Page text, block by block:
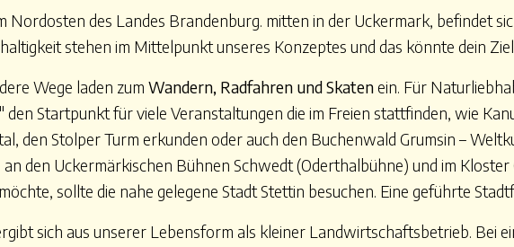
Nordosten des Landes Brandenburg. mitten in der Uckermark, befindet
stehen im Mittelpunkt unseres Konzeptes und das könnte dein
Wege laden zumWandern, Radfahren und Skaten ein. Für
den Startpunkt für viele Veranstaltungen die im Freien stattfinden, wie
den Stolper Turm erkunden oder auch den Buchenwald Grumsin –
den Uckermärkischen Bühnen Schwedt (Oderthalbühne) und im
sollte die nahe gelegene Stadt Stettin besuchen. Eine geführte
sich aus unserer Lebensform als kleiner Landwirtschaftsbetrieb. Bei